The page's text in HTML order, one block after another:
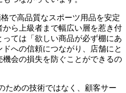
で高品質なスポーツ用品を安定
ら上級者まで幅広い層を惹き付
ては「欲しい商品が必ず棚にあ
への信頼につながり、店舗にと
会の損失を防ぐことができるの
ための技術ではなく、顧客サー